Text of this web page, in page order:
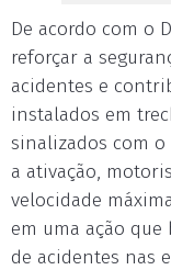
De acordo com o
reforçar a
acidentes e
instalados em
sinalizados com
a ativação,
velocidade
em uma ação
de acidentes nas